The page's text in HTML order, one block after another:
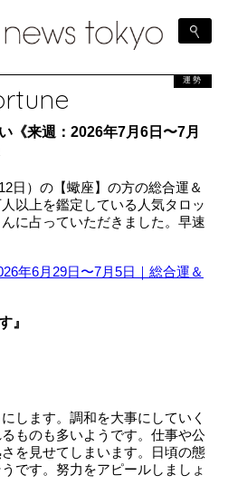
運勢
《来週：2026年7月6日〜7月
日）の【蠍座】の方の総合運＆
以上を鑑定している人気タロッ
に占っていただきました。早速
年6月29日〜7月5日｜総合運＆
』
します。調和を大事にしていく
ものも多いようです。仕事や公
を見せてしまいます。日頃の態
です。努力をアピールしましょ